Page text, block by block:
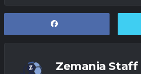
Zemania Staff